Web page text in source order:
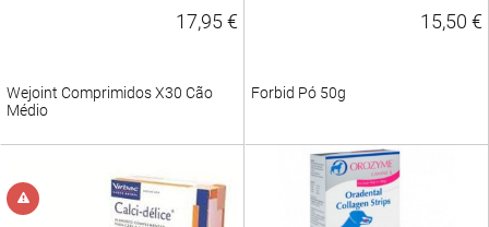
17,95 €
Wejoint Comprimidos X30 Cão
Médio
15,50 €
Forbid Pó 50g